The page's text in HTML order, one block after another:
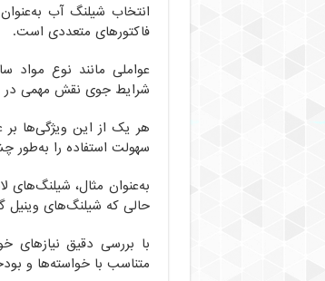
انتخاب شیلنگ آب به‌عنوان
فاکتورهای متعددی است.
عواملی مانند نوع مواد
شرایط جوی نقش مهمی در
هر یک از این ویژگی‌ها بر
سهولت استفاده را به‌طور
به‌عنوان مثال، شیلنگ‌های
حالی که شیلنگ‌های وینیل
با بررسی دقیق نیازهای
متناسب با خواسته‌ها و